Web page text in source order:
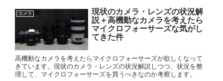
カメラ
現状のカメラ・レンズの状況解
説＋高機動なカメラを考えたら
マイクロフォーサーズな気がし
てきた件
高機動なカメラを考えたらマイクロフォーサーズが欲しくなって
きています。現状のカメラ・レンズの状況解説しつつ、状況を整
理して、マイクロフォーサーズを買うべきなのか考察します。